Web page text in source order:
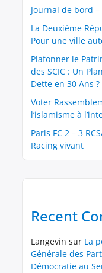
Journal de bord
La Deuxième
Pour une ville
Plafonner le
des SCIC : Un
Dette en 30 Ans ?
Voter
l’islamisme à
Paris FC 2 – 3
Racing vivant
Recent
Langevin sur La
Générale des
Démocratie au